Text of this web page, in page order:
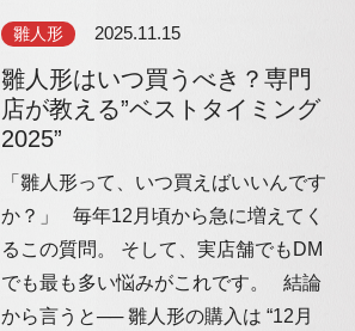
雛人形 2025.11.15
雛人形はいつ買うべき？専門
店が教える”ベストタイミング
2025”
「雛人形って、いつ買えばいいんです
か？」 毎年12月頃から急に増えてく
るこの質問。 そして、実店舗でもDM
でも最も多い悩みがこれです。 結論
から言うと── 雛人形の購入は “12月